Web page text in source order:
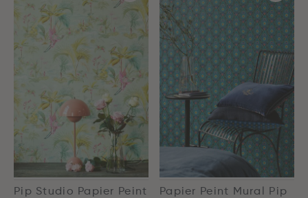
Pip Studio Papier Peint
Papier Peint Mural Pip